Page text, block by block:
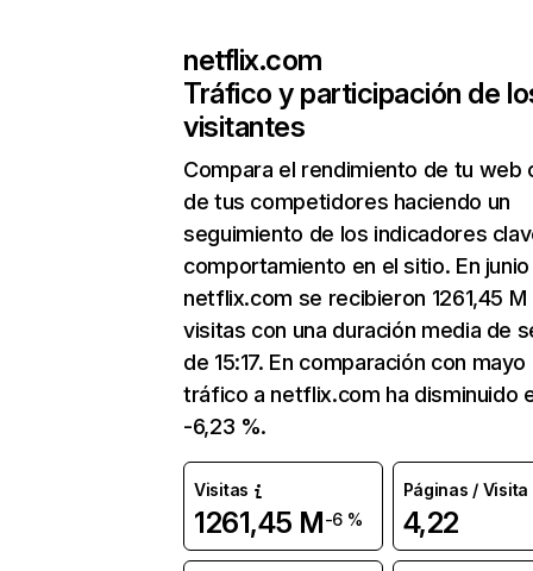
netflix.com
Tráfico y participación de
visitantes
Compara el rendimiento de tu web
de tus competidores haciendo un
seguimiento de los indicadores
comportamiento en el sitio. En junio
netflix.com se recibieron 1261,45 M
visitas con una duración media de
de 15:17. En comparación con mayo
tráfico a netflix.com ha disminuido
-6,23 %.
Visitas
1261,45 M-6 %
Páginas / Visita
4,22